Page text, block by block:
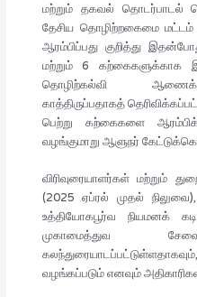
மற்றும் தகவல் தொடர்பாடல்
தேசிய தொழிற்றகைமை
ஆரம்பிப்பது குறித்து
மற்றும் 6 கற்கைகளுக்காக
தொழிற்கல்வி
காத்திருப்பதாகத்
பெற்று கற்கைகளை
வழங்குமாறு ஆளுநர்
விரிவுரையாளர்கள் மற்றும்
(2025 ஏப்ரல் முதல் நிலுவை),
உத்தியோகபூர்வ நியமனக்
முகாமைத்துவ
வழங்கப்படும் எனவும்